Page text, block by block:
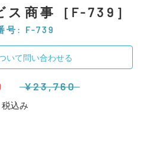
ス商事［F-739］
号: F-739
いて問い合わせる
¥23,760
税込み